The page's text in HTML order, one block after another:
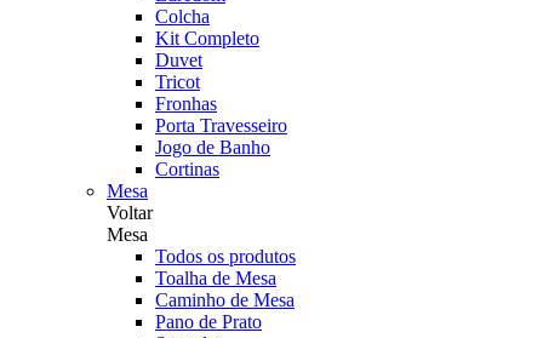
Colcha
Kit Completo
Duvet
Tricot
Fronhas
Porta Travesseiro
Jogo de Banho
Cortinas
Mesa
Voltar
Mesa
Todos os produtos
Toalha de Mesa
Caminho de Mesa
Pano de Prato